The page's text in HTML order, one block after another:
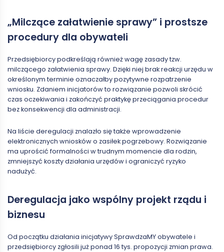
„Milczące załatwienie sprawy” i prostsze
procedury dla obywateli
Przedsiębiorcy podkreślają również wagę zasady tzw.
milczącego załatwienia sprawy. Dzięki niej brak reakcji urzędu w
określonym terminie oznaczałby pozytywne rozpatrzenie
wniosku. Zdaniem inicjatorów to rozwiązanie pozwoli skrócić
czas oczekiwania i zakończyć praktykę przeciągania procedur
bez konsekwencji dla administracji.
Na liście deregulacji znalazło się także wprowadzenie
elektronicznych wniosków o zasiłek pogrzebowy. Rozwiązanie
ma uprościć formalności w trudnym momencie dla rodzin,
zmniejszyć koszty działania urzędów i ograniczyć ryzyko
nadużyć.
Deregulacja jako wspólny projekt rządu i
biznesu
Od początku działania inicjatywy SprawdzaMY obywatele i
przedsiębiorcy zgłosili już ponad 16 tys. propozycji zmian prawa.